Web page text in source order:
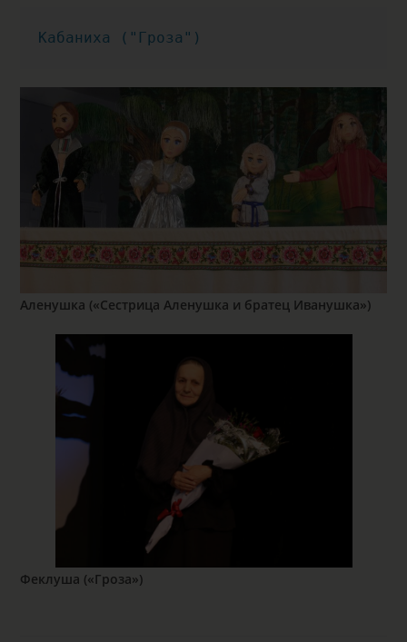
Кабаниха ("Гроза")
Аленушка («Сестрица Аленушка и братец Иванушка»)
Феклуша («Гроза»)